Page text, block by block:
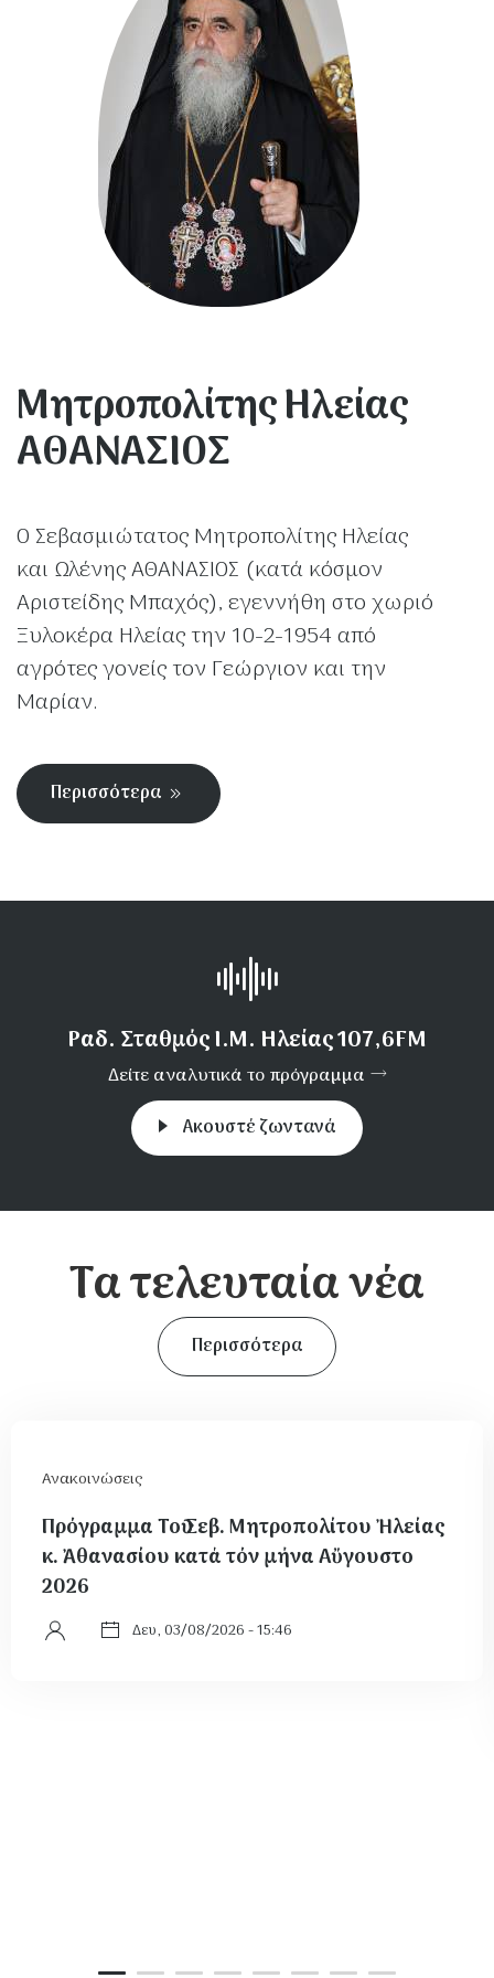
Μητροπολίτης Ηλείας
ΑΘΑΝΑΣΙΟΣ
Ο Σεβασμιώτατος Μητροπολίτης Ηλείας
και Ωλένης ΑΘΑΝΑΣΙΟΣ (κατά κόσμον
Αριστείδης Μπαχός), εγεννήθη στο χωριό
Ξυλοκέρα Ηλείας την 10-2-1954 από
αγρότες γονείς τον Γεώργιον και την
Μαρίαν.
Περισσότερα
Ραδ. Σταθμός Ι.Μ. Ηλείας 107,6FM
Δείτε αναλυτικά το πρόγραμμα
Aκουστέ ζωντανά
Τα τελευταία νέα
Περισσότερα
Ανακοινώσεις
Πρόγραμμα Τοῦ Σεβ. Μητροπολίτου Ἠλείας
κ. Ἀθανασίου κατά τόν μήνα Αὔγουστο
2026
Δευ, 03/08/2026 - 15:46